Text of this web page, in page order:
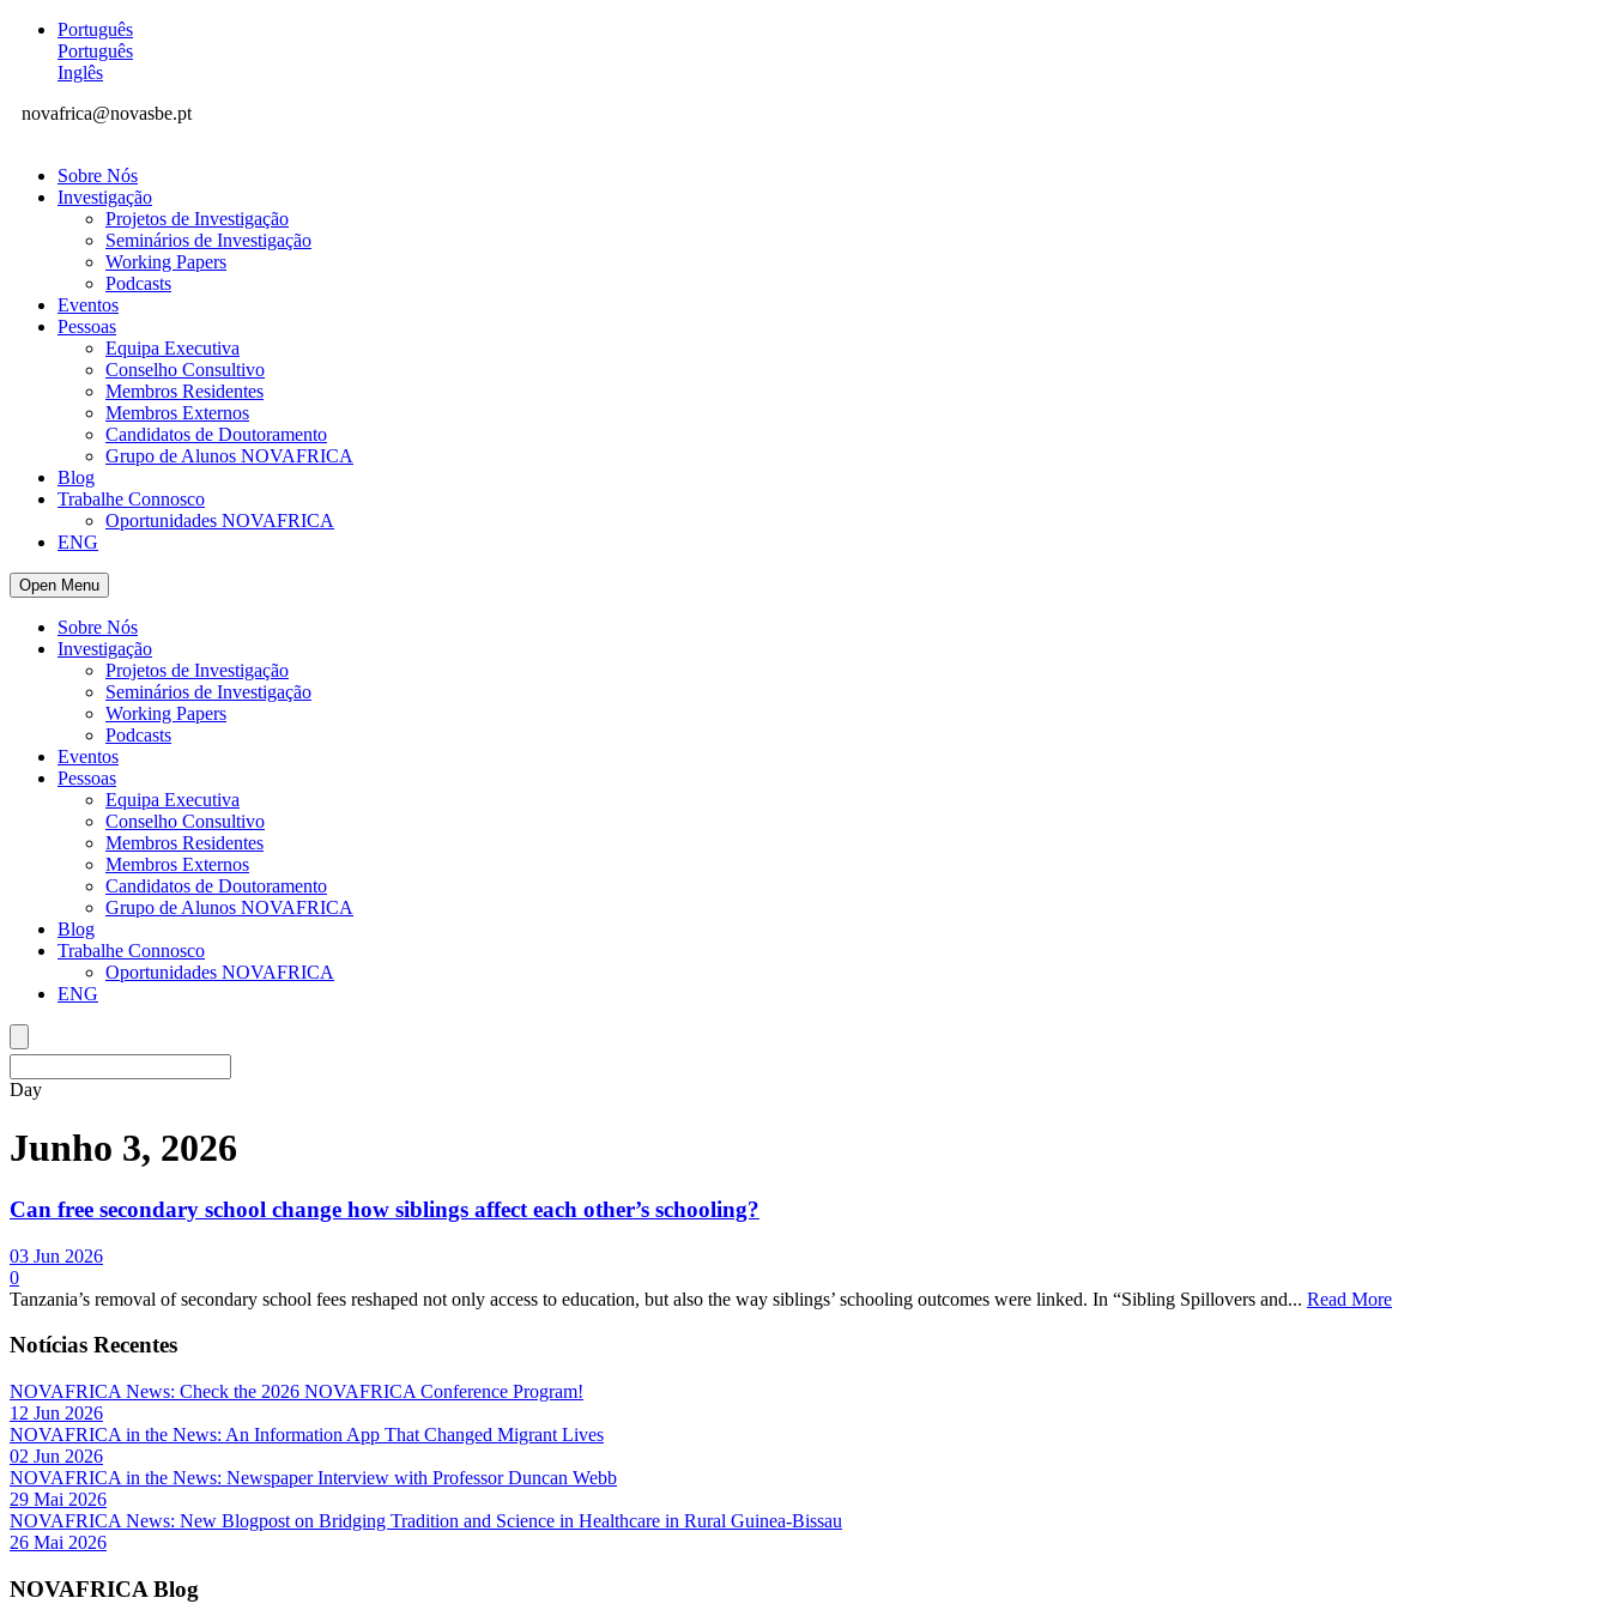
Português
Português
Inglês
novafrica@novasbe.pt
Sobre Nós
Investigação
Projetos de Investigação
Seminários de Investigação
Working Papers
Podcasts
Eventos
Pessoas
Equipa Executiva
Conselho Consultivo
Membros Residentes
Membros Externos
Candidatos de Doutoramento
Grupo de Alunos NOVAFRICA
Blog
Trabalhe Connosco
Oportunidades NOVAFRICA
ENG
Open Menu
Sobre Nós
Investigação
Projetos de Investigação
Seminários de Investigação
Working Papers
Podcasts
Eventos
Pessoas
Equipa Executiva
Conselho Consultivo
Membros Residentes
Membros Externos
Candidatos de Doutoramento
Grupo de Alunos NOVAFRICA
Blog
Trabalhe Connosco
Oportunidades NOVAFRICA
ENG
Day
Junho 3, 2026
Can free secondary school change how siblings affect each other’s schooling?
03 Jun 2026
0
Tanzania’s removal of secondary school fees reshaped not only access to education, but also the way siblings’ schooling outcomes were linked. In “Sibling Spillovers and... Read More
Notícias Recentes
NOVAFRICA News: Check the 2026 NOVAFRICA Conference Program!
12 Jun 2026
NOVAFRICA in the News: An Information App That Changed Migrant Lives
02 Jun 2026
NOVAFRICA in the News: Newspaper Interview with Professor Duncan Webb
29 Mai 2026
NOVAFRICA News: New Blogpost on Bridging Tradition and Science in Healthcare in Rural Guinea-Bissau
26 Mai 2026
NOVAFRICA Blog